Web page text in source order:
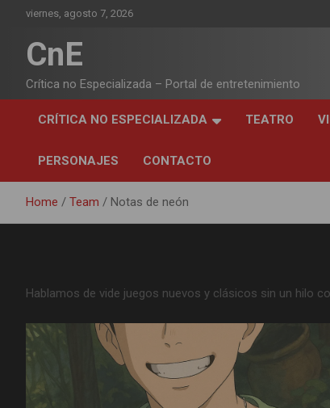
content
viernes, agosto 7, 2026
CnE
Crítica no Especializada – Portal de entretenimiento
CRÍTICA NO ESPECIALIZADA TEATRO
PERSONAJES CONTACTO
Home Team Notas de neón
Hablamos de vide juegos nuevos y clásicos sin un hilo